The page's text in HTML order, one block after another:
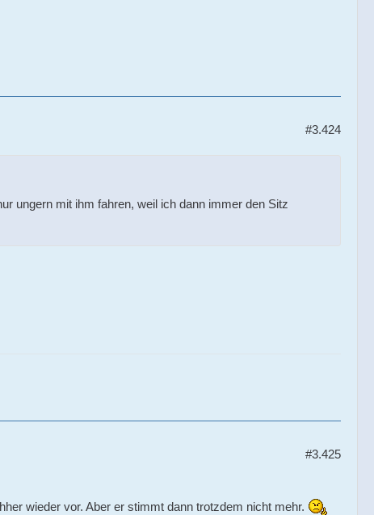
#3.424
ungern mit ihm fahren, weil ich dann immer den Sitz
#3.425
wieder vor. Aber er stimmt dann trotzdem nicht mehr.